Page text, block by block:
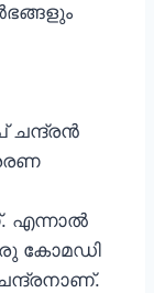
ചന്ദ്രന്‍
എന്നാല്‍
കോമഡി